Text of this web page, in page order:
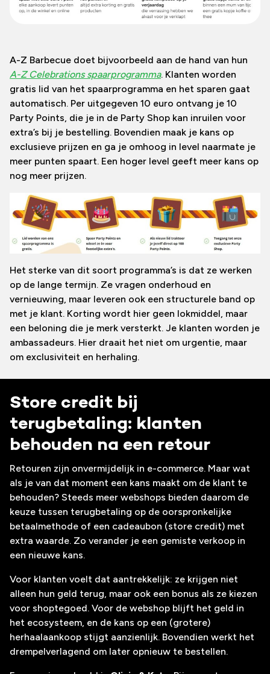
A-Z Barbecue doet bijvoorbeeld aan de hand van hun
A-Z Celebrations spaarprogramma. Klanten worden
gratis lid van het spaarprogramma en het sparen gaat
automatisch. Per uitgegeven 10 euro ontvang je 10
Party Points, die je in de Party Shop kan inruilen voor
extra’s bij je bestelling. Bovendien maak je kans op
exclusieve prijzen en ga je omhoog in level naarmate je
meer punten spaart. Een hoger level geeft meer kans op
nog meer prijzen.
Het sterke van dit soort programma’s is dat ze werken
op de lange termijn. Ze vragen onderhoud en
vernieuwing, maar leveren ook een structurele band op
met je klant. Korting wordt hier geen lokmiddel, maar
een beloning die je merk versterkt. Je klanten worden je
ambassadeurs. Hier draait het niet om urgentie, maar
om exclusiviteit en herhaling.
Store credit bij
terugbetaling: klanten
behouden na een retour
Retouren zijn onvermijdelijk in e-commerce. Maar wat
als je van dat moment een kans maakt om de klant te
behouden? Steeds meer webshops bieden daarom de
keuze tussen terugbetaling op de oorspronkelijke
betaalmethode of een cadeaubon (store credit) met
extra waarde. Zo verander je een gemiste verkoop in
een nieuwe kans.
Voor klanten voelt dat aantrekkelijk: ze krijgen niet
alleen hun geld terug, maar ook een bonus als ze kiezen
voor shoptegoed. Voor de webshop blijft het geld in
het ecosysteem, en de kans op een (grotere)
herhaalaankoop stijgt aanzienlijk. Bovendien werkt het
drempelverlagend om later opnieuw te bestellen.